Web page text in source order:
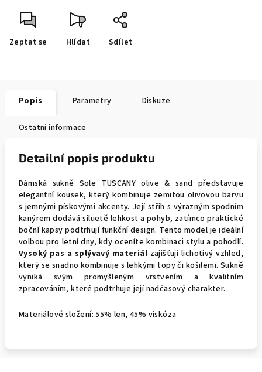
Zeptat se Hlídat Sdílet
Popis Parametry Diskuze
Ostatní informace
Detailní popis produktu
Dámská sukně Sole TUSCANY olive & sand představuje
elegantní kousek, který kombinuje zemitou olivovou barvu
s jemnými pískovými akcenty. Její střih s výrazným spodním
kanýrem dodává siluetě lehkost a pohyb, zatímco praktické
boční kapsy podtrhují funkční design. Tento model je ideální
volbou pro letní dny, kdy oceníte kombinaci stylu a pohodlí.
Vysoký pas a splývavý materiál zajišťují lichotivý vzhled,
který se snadno kombinuje s lehkými topy či košilemi. Sukně
vyniká svým promyšleným vrstvením a kvalitním
zpracováním, které podtrhuje její nadčasový charakter.
Materiálové složení: 55% len, 45% viskóza